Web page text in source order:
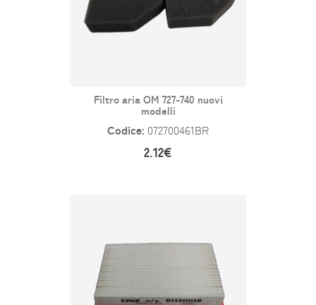
Filtro aria OM 727-740 nuovi
modelli
Codice: 072700461BR
2.12€